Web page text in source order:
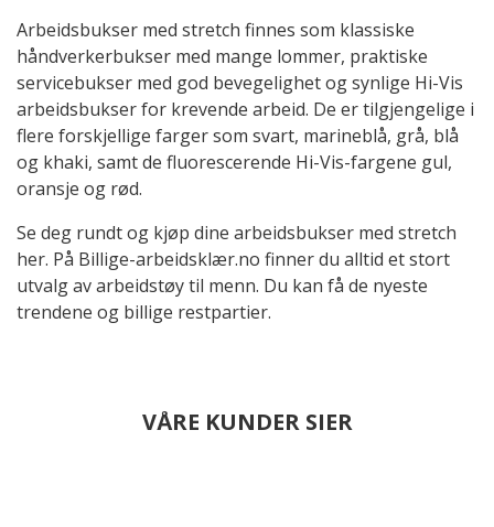
Arbeidsbukser med stretch finnes som klassiske
håndverkerbukser med mange lommer, praktiske
servicebukser med god bevegelighet og synlige Hi-Vis
arbeidsbukser for krevende arbeid. De er tilgjengelige i
flere forskjellige farger som svart, marineblå, grå, blå
og khaki, samt de fluorescerende Hi-Vis-fargene gul,
oransje og rød.
Se deg rundt og kjøp dine arbeidsbukser med stretch
her. På Billige-arbeidsklær.no finner du alltid et stort
utvalg av arbeidstøy til menn. Du kan få de nyeste
trendene og billige restpartier.
VÅRE KUNDER SIER